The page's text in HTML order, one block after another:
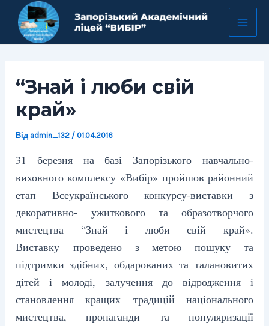
Перейти
вмісту
“Знай і люби свій
край»
Від admin_132 / 01.04.2016
31 березня на базі Запорізького навчально-
виховного комплексу «Вибір» пройшов районний
етап Всеукраїнського конкурсу-виставки з
декоративно- ужиткового та образотворчого
мистецтва “Знай і люби свій край».
Виставку проведено з метою пошуку та
підтримки здібних, обдарованих та талановитих
дітей і молоді, залучення до відродження і
становлення кращих традицій національного
мистецтва, пропаганди та популяризації
Навігація
запису